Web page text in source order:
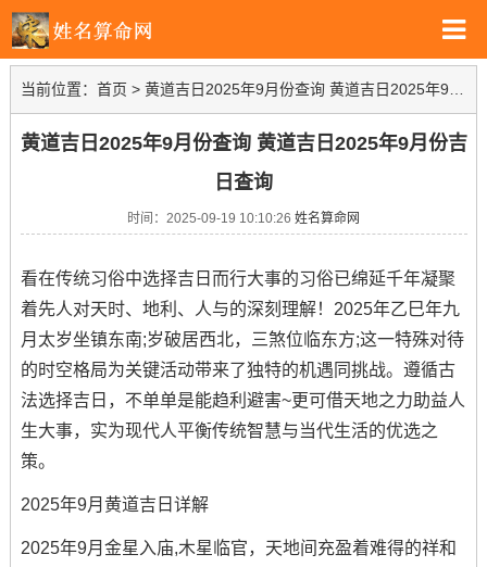
当前位置： 首页 > 黄道吉日2025年9月份查询 黄道吉日2025年9月份吉日查询
黄道吉日2025年9月份查询 黄道吉日2025年9月份吉
日查询
时间：2025-09-19 10:10:26 姓名算命网
看在传统习俗中选择吉日而行大事的习俗已绵延千年凝聚
着先人对天时、地利、人与的深刻理解！2025年乙巳年九
月太岁坐镇东南;岁破居西北，三煞位临东方;这一特殊对待
的时空格局为关键活动带来了独特的机遇同挑战。遵循古
法选择吉日，不单单是能趋利避害~更可借天地之力助益人
生大事，实为现代人平衡传统智慧与当代生活的优选之
策。
2025年9月黄道吉日详解
2025年9月金星入庙,木星临官，天地间充盈着难得的祥和